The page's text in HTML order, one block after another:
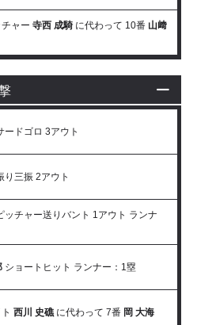
ャー 寺西 成騎 に代わって 10番 山﨑
ードゴロ 3アウト
り三振 2アウト
ッチャー送りバント 1アウト ランナ
ショートヒット ランナー：1塁
西川 史礁に代わって 7番 岡 大海